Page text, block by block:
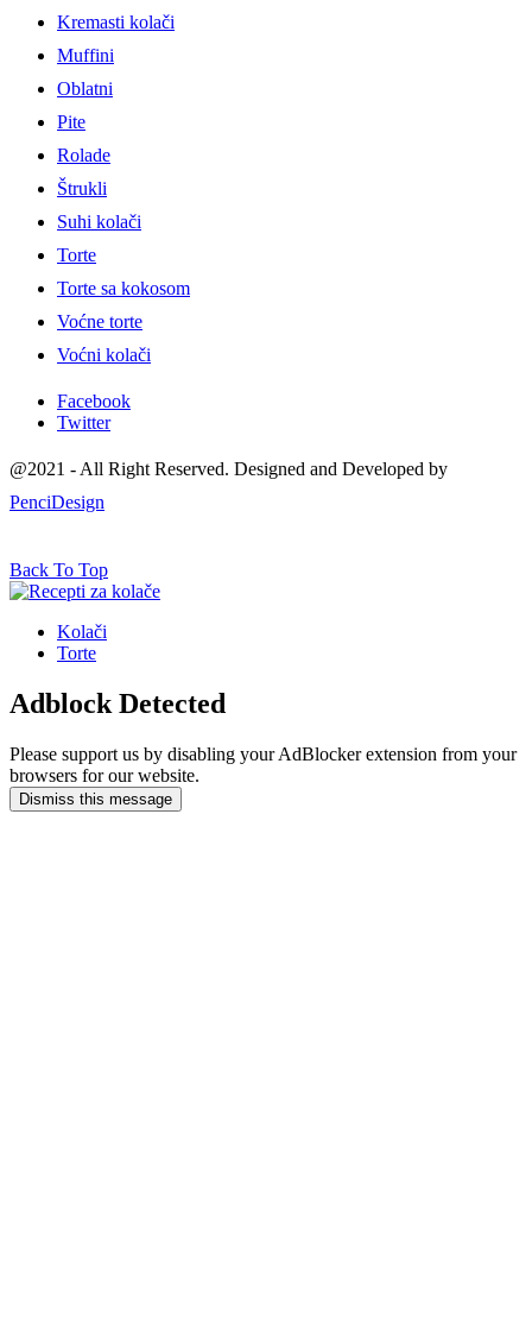
Kremasti kolači
Muffini
Oblatni
Pite
Rolade
Štrukli
Suhi kolači
Torte
Torte sa kokosom
Voćne torte
Voćni kolači
Facebook
Twitter
@2021 - All Right Reserved. Designed and Developed by
PenciDesign
Back To Top
Kolači
Torte
Adblock Detected
Please support us by disabling your AdBlocker extension from your
browsers for our website.
Dismiss this message